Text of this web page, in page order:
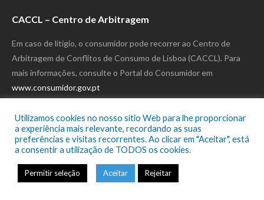
CACCL – Centro de Arbitragem
Em caso de litígio, o consumidor pode recorrer ao Centro de
Arbitragem de Conflitos de Consumo de Lisboa (CACCL). Para
mais informações, consulte o Portal do Consumidor em
www.consumidor.gov.pt
Turismo de Lisboa
Portucale Voice – Uma empresa associada do
Utilizamos cookies no nosso sítio Web para lhe proporcionar
a experiência mais relevante, recordando as suas
preferências e visitas recorrentes. Ao clicar em "Aceitar", está
a consentir a utilização de TODOS os cookies.
Permitir seleção Aceitar Rejeitar